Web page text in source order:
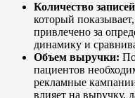
Количество
который
привлечено за
динамику и
Объем выручки:
пациентов
рекламные
влияет на выручку,